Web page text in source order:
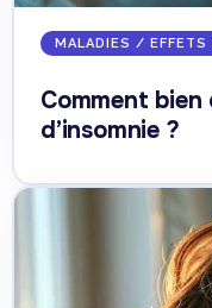
MALADIES / EFFETS
Comment
d’insomnie ?